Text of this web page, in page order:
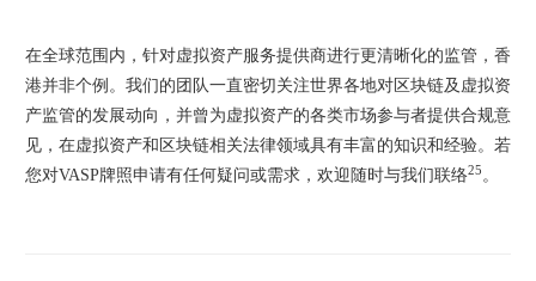
在全球范围内，针对虚拟资产服务提供商进行更清晰化的监管，香
港并非个例。我们的团队一直密切关注世界各地对区块链及虚拟资
产监管的发展动向，并曾为虚拟资产的各类市场参与者提供合规意
见，在虚拟资产和区块链相关法律领域具有丰富的知识和经验。若
您对VASP牌照申请有任何疑问或需求，欢迎随时与我们联络25。